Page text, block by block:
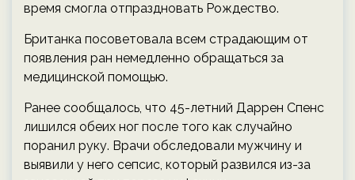
время смогла отпраздновать Рождество.
Британка посоветовала всем страдающим от
появления ран немедленно обращаться за
медицинской помощью.
Ранее сообщалось, что 45-летний Даррен Спенс
лишился обеих ног после того как случайно
поранил руку. Врачи обследовали мужчину и
выявили у него сепсис, который развился из-за